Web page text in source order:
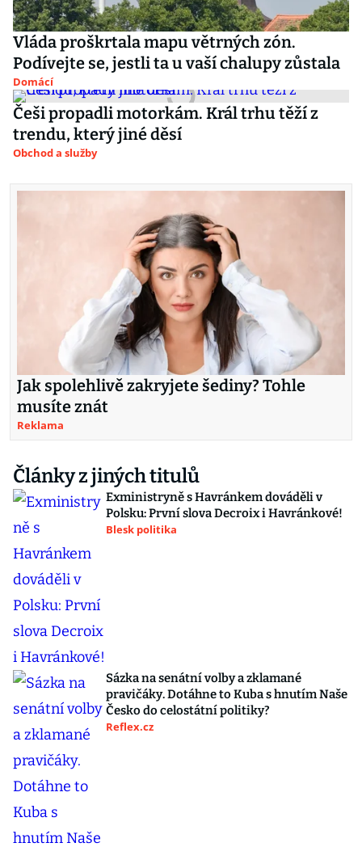
Vláda proškrtala mapu větrných zón.
Podívejte se, jestli ta u vaší chalupy zůstala
Domácí
Češi propadli motorkám. Král trhu těží z
trendu, který jiné děsí
Obchod a služby
Jak spolehlivě zakryjete šediny? Tohle
musíte znát
Reklama
Články z jiných titulů
Exministryně s Havránkem dováděli v
Polsku: První slova Decroix i Havránkové!
Blesk politika
Sázka na senátní volby a zklamané
pravičáky. Dotáhne to Kuba s hnutím Naše
Česko do celostátní politiky?
Reflex.cz